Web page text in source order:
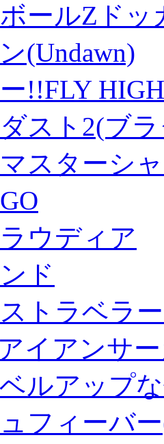
ールZド
(Undawn)
!!FLY HIGH
スト2(ブ
スターシ
ウディア
ド
トラベラ
イアンサ
ルアップ
フィーバ